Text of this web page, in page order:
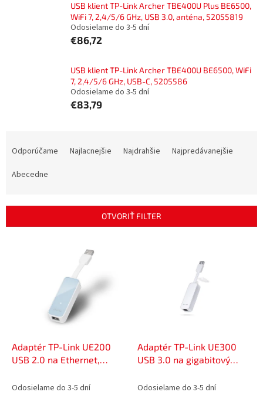
USB klient TP-Link Archer TBE400U Plus BE6500,
WiFi 7, 2,4/5/6 GHz, USB 3.0, anténa, 52055819
Odosielame do 3-5 dní
€86,72
USB klient TP-Link Archer TBE400U BE6500, WiFi
7, 2,4/5/6 GHz, USB-C, 5205586
Odosielame do 3-5 dní
€83,79
p
Odporúčame Najlacnejšie Najdrahšie
Najpredávanejšie
Abecedne
OTVORIŤ FILTER
Adaptér TP-Link UE200
USB 2.0 na Ethernet,
Odosielame do 3-5 dní
Adaptér TP-Link UE300
USB 3.0 na gigabitový
Odosielame do 3-5 dní